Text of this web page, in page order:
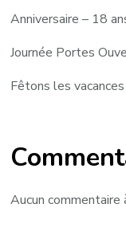
Anniversaire – 18
Journée Portes
Fêtons les
Aucun commentaire